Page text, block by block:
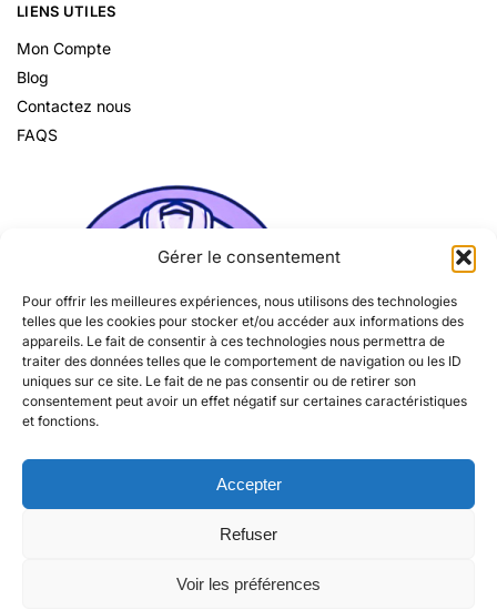
Gérer le consentement
Pour offrir les meilleures expériences, nous utilisons des technologies
telles que les cookies pour stocker et/ou accéder aux informations des
appareils. Le fait de consentir à ces technologies nous permettra de
traiter des données telles que le comportement de navigation ou les ID
uniques sur ce site. Le fait de ne pas consentir ou de retirer son
consentement peut avoir un effet négatif sur certaines caractéristiques
et fonctions.
Accepter
Refuser
Voir les préférences
LIENS UTILES
Mon Compte
Blog
Contactez nous
FAQS
© Tous droits réservés 2026